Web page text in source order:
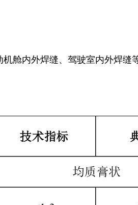
舱内外焊缝、驾驶室内外焊缝